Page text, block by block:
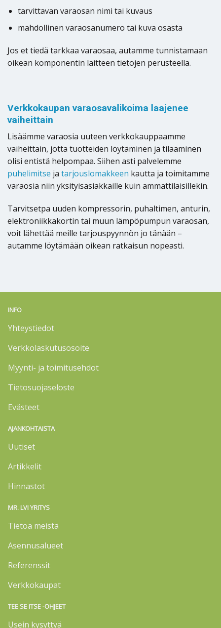
tarvittavan varaosan nimi tai kuvaus
mahdollinen varaosanumero tai kuva osasta
Jos et tiedä tarkkaa varaosaa, autamme tunnistamaan
oikean komponentin laitteen tietojen perusteella.
Verkkokaupan varaosavalikoima laajenee
vaiheittain
Lisäämme varaosia uuteen verkkokauppaamme
vaiheittain, jotta tuotteiden löytäminen ja tilaaminen
olisi entistä helpompaa. Siihen asti palvelemme
puhelimitse ja tarjouslomakkeen kautta ja toimitamme
varaosia niin yksityisasiakkaille kuin ammattilaisillekin.
Tarvitsetpa uuden kompressorin, puhaltimen, anturin,
elektroniikkakortin tai muun lämpöpumpun varaosan,
voit lähettää meille tarjouspyynnön jo tänään –
autamme löytämään oikean ratkaisun nopeasti.
INFO
Yhteystiedot
Verkkolaskutusosoite
Myynti- ja toimitusehdot
Tietosuojaseloste
Evästeet
AJANKOHTAISTA
Uutiset
Artikkelit
Hinnastot
MR. LVI YRITYS
Tietoa meistä
Asennusalueet
Referenssit
Verkkokaupat
TEE SE ITSE -OHJEET
Usein kysyttyä